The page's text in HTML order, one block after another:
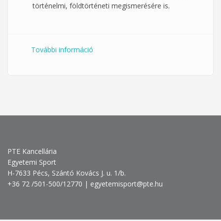
történelmi, földtörténeti megismerésére is.
További információ
PTE Kancellária
Egyetemi Sport
H-7633 Pécs, Szántó Kovács J. u. 1/b.
+36 72 /501-500/12770 | egyetemisport@pte.hu